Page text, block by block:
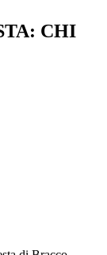
CHI